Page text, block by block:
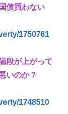
債買わない
1750761
段が上がって
いのか？
1748510